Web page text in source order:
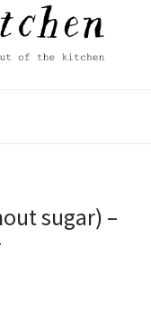
sugar) –